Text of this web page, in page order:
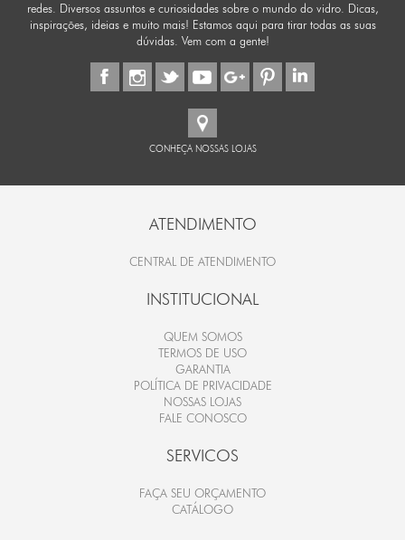
redes. Diversos assuntos e curiosidades sobre o mundo do vidro. Dicas,
inspirações, ideias e muito mais! Estamos aqui para tirar todas as suas
dúvidas. Vem com a gente!
CONHEÇA NOSSAS LOJAS
ATENDIMENTO
CENTRAL DE ATENDIMENTO
INSTITUCIONAL
QUEM SOMOS
TERMOS DE USO
GARANTIA
POLÍTICA DE PRIVACIDADE
NOSSAS LOJAS
FALE CONOSCO
SERVICOS
FAÇA SEU ORÇAMENTO
CATÁLOGO